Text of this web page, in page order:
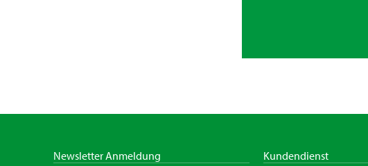
Newsletter Anmeldung
Kundendienst